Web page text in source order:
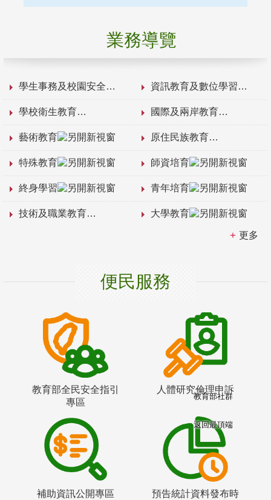
業務導覽
學生事務及校園安全 資訊教育及數位學習
學校衛生教育 國際及兩岸教育
藝術教育 原住民族教育
特殊教育 師資培育
終身學習 青年培育
技術及職業教育 大學教育
更多
便民服務
教育部全民安全指引
專區
人體研究倫理申訴
補助資訊公開專區
預告統計資料發布時
教育部社群
返回最頂端